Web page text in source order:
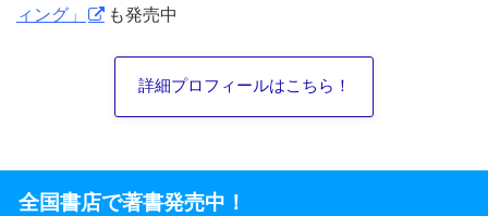
ィング」
も発売中
詳細プロフィールはこちら！
全国書店で著書発売中！